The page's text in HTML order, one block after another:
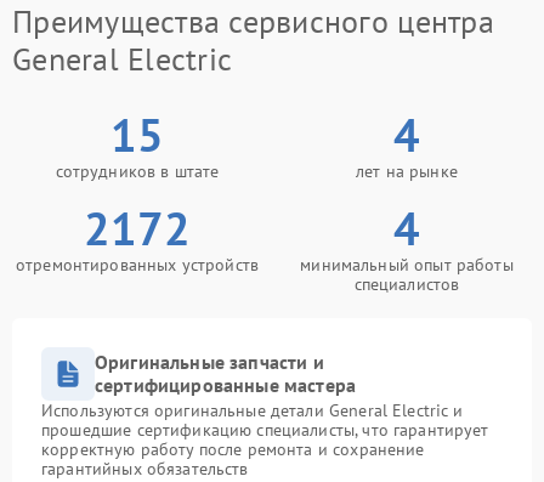
Преимущества сервисного центра
General Electric
15
сотрудников в штате
4
лет на рынке
2172
отремонтированных устройств
4
минимальный опыт работы
специалистов
Оригинальные запчасти и
сертифицированные мастера
Используются оригинальные детали General Electric и
прошедшие сертификацию специалисты, что гарантирует
корректную работу после ремонта и сохранение
гарантийных обязательств